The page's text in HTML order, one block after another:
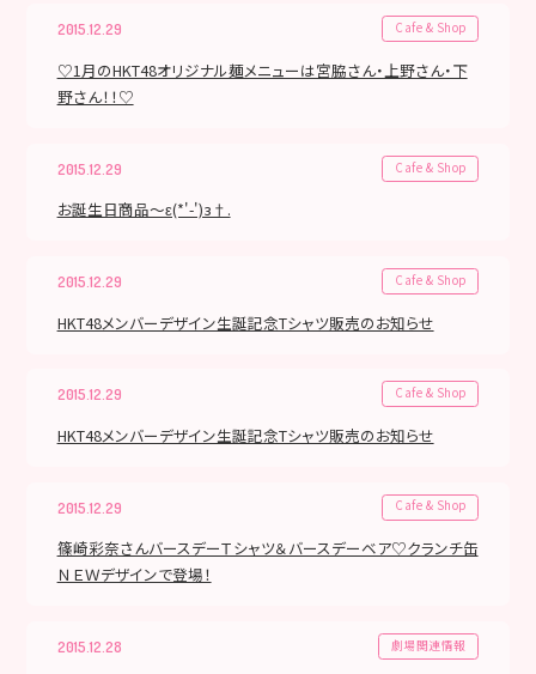
2015.12.29 Cafe & Shop
♡1月のHKT48オリジナル麺メニューは宮脇さん・上野さん・下
野さん！！♡
2015.12.29 Cafe & Shop
お誕生日商品～ε(*'-')з†.
2015.12.29 Cafe & Shop
HKT48メンバーデザイン生誕記念Tシャツ販売のお知らせ
2015.12.29 Cafe & Shop
HKT48メンバーデザイン生誕記念Tシャツ販売のお知らせ
2015.12.29 Cafe & Shop
篠崎彩奈さんバースデーＴシャツ＆バースデーベア♡クランチ缶
ＮＥＷデザインで登場！
2015.12.28 劇場関連情報